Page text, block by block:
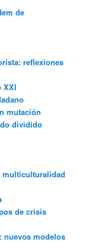
de
reflexiones
XXI
mutación
dividido
multiculturalidad
de crisis
nuevos modelos